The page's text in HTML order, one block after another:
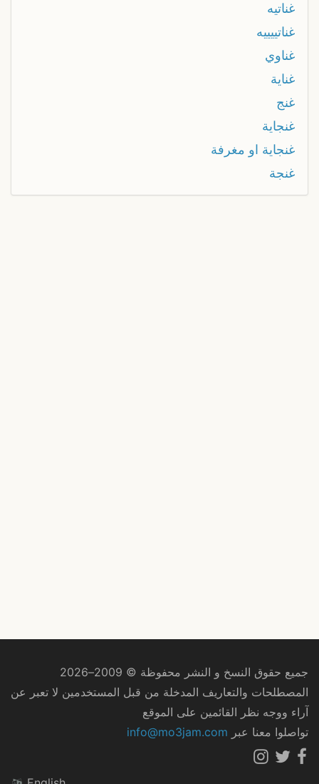
غناتيه
غناتييييه
غناوي
غناية
غنج
غنجاية
غنجاية او مغرفة
غنجة
جميع حقوق النسخ و النشر محفوظة © 2009–2026
المصطلحات والتعاريف المدخلة من قبل المستخدمين لا تعبر عن
آراء ووجه نظر القائمين على الموقع
تواصلوا معنا عبر info@mo3jam.com